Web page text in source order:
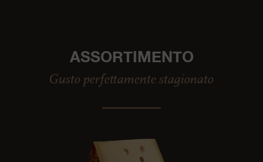
ASSORTIMENTO
Gusto perfettamente stagionato